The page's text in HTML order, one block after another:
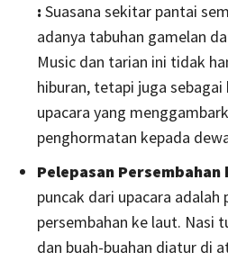
: Suasana sekitar pantai
adanya tabuhan gamelan
Music dan tarian ini tidak
hiburan, tetapi juga
upacara yang
penghormatan kepada
Pelepasan Persembahan
puncak dari upacara adalah
persembahan ke laut. Nasi
dan buah-buahan diatur di